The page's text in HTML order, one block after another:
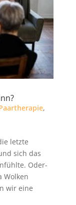
,
letzte
sich das
Oder-
Wolken
wir eine